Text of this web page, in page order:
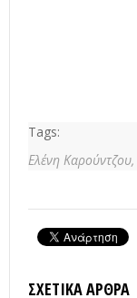
Tags:
Ελένη Καρούντζου,
ΣΧΕΤΙΚΆ ΆΡΘΡΑ